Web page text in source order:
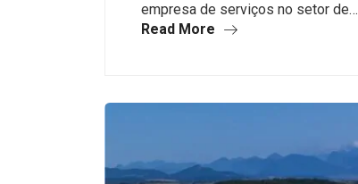
empresa de serviços no setor de…
Read More